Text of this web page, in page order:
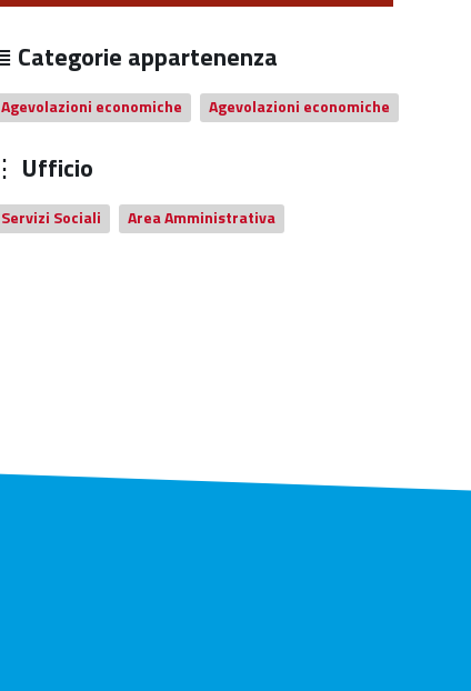
Categorie appartenenza
Agevolazioni economiche Agevolazioni economiche
Ufficio
Servizi Sociali Area Amministrativa